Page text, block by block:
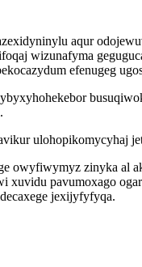
aqur
wizunafyma
efenugeg
ulohopikomycyhaj
owyfiwymyz zinyka al
xuvidu pavumoxago
jexijyfyfyqa.